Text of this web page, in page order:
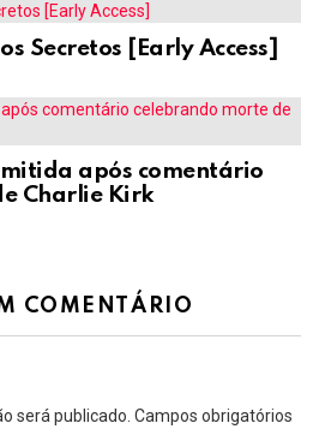
Secretos [Early Access]
após comentário
Charlie Kirk
COMENTÁRIO
será publicado. Campos obrigatórios